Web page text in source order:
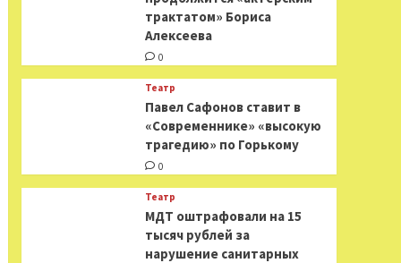
трактатом» Бориса
Алексеева
0
Театр
Павел Сафонов ставит в
«Современнике» «высокую
трагедию» по Горькому
0
Театр
МДТ оштрафовали на 15
тысяч рублей за
нарушение санитарных